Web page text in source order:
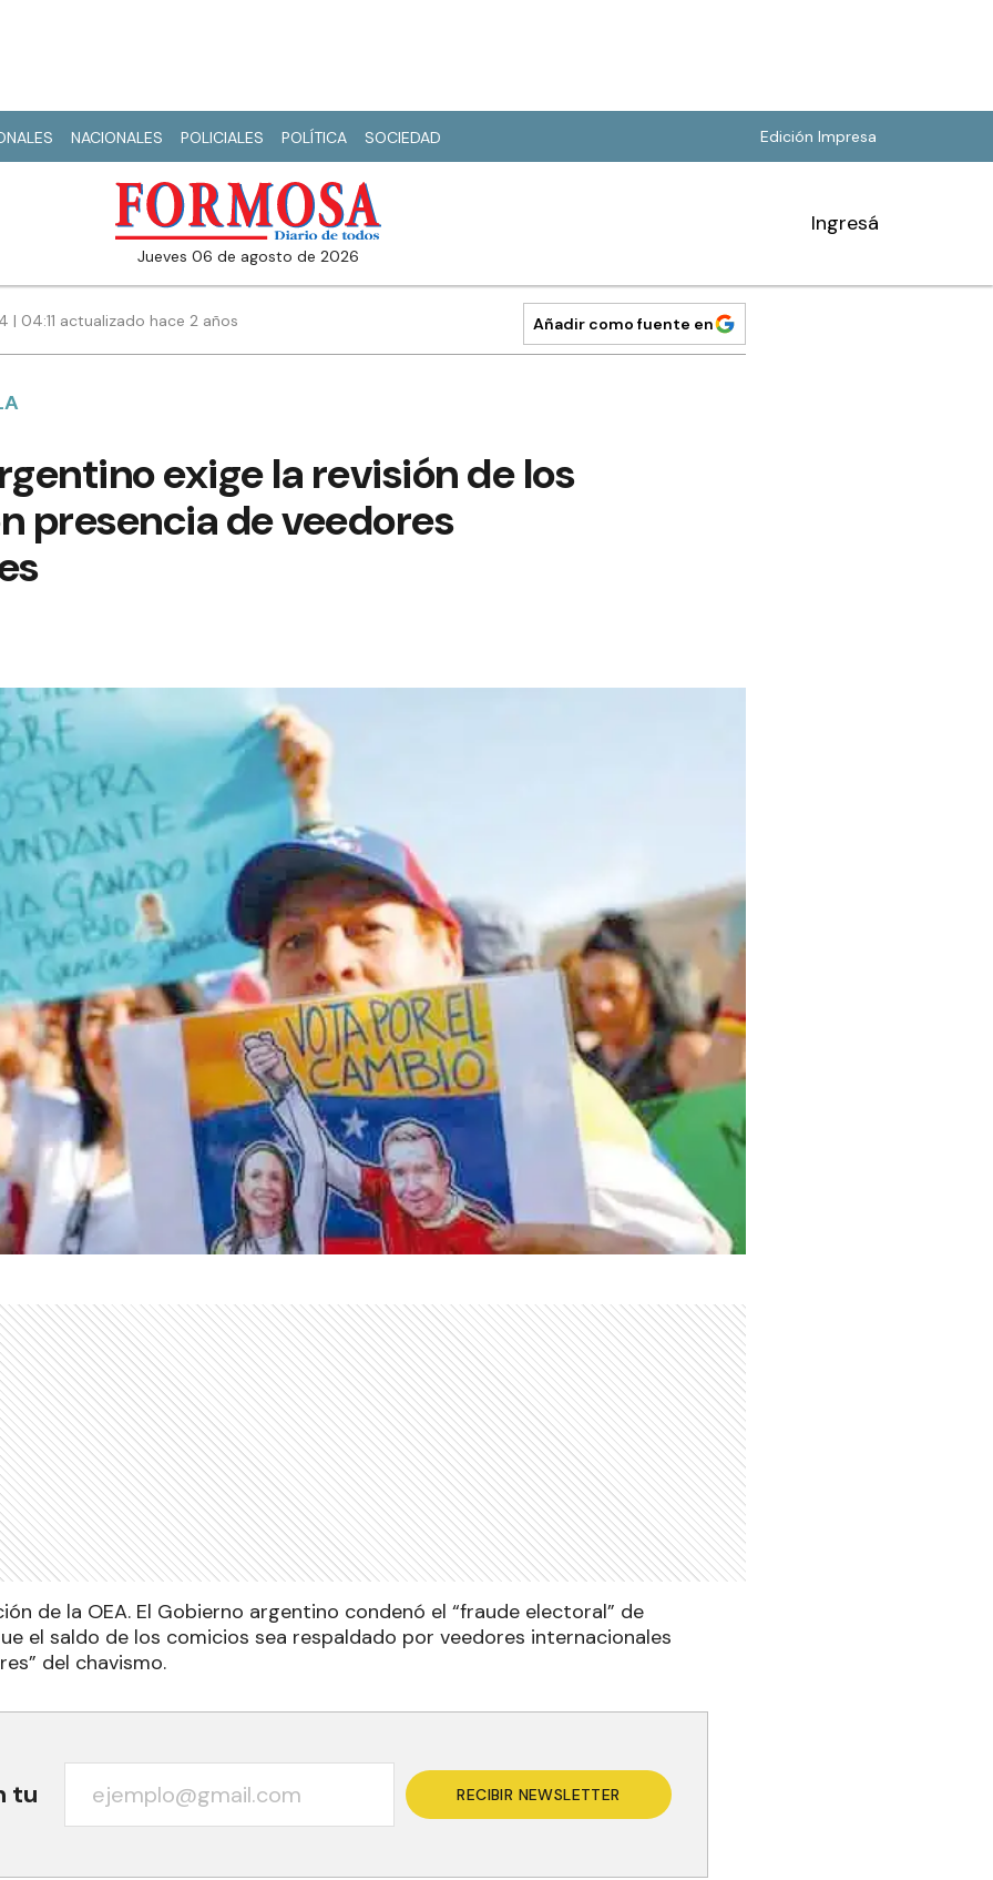
NACIONALES POLICIALES POLÍTICA SOCIEDAD Edición Impresa
jueves 06 de agosto de 2026
Ingresá
| 04:11 actualizado hace 2 años Añadir como fuente en
exige la revisión de los
presencia de veedores
de la OEA. El Gobierno argentino condenó el “fraude electoral” de
el saldo de los comicios sea respaldado por veedores internacionales
del chavismo.
tu RECIBIR NEWSLETTER